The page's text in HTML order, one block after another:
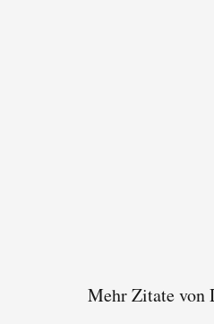
Mehr Zitate von